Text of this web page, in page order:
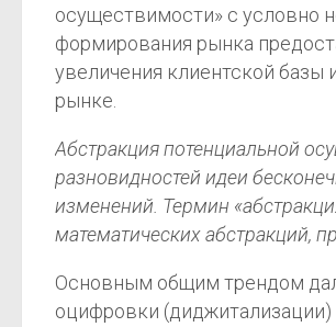
осуществимости» с условно
формирования рынка
увеличения клиентской базы
рынке.
Абстракция потенциальной
разновидностей идеи
изменений. Термин
математических абстракций,
Основным общим трендом
оцифровки